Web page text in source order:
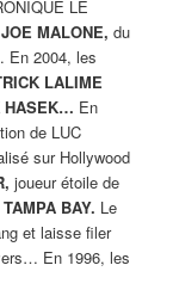
LE
JOE MALONE, du
En 2004, les
LALIME
HASEK… En
de LUC
sur Hollywood
joueur étoile de
TAMPA BAY. Le
et laisse filer
En 1996, les